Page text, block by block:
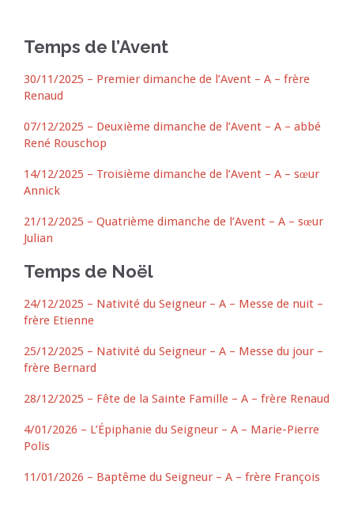
Temps de l’Avent
30/11/2025 – Premier dimanche de l’Avent – A – frère
Renaud
07/12/2025 – Deuxième dimanche de l’Avent – A – abbé
René Rouschop
14/12/2025 – Troisième dimanche de l’Avent – A – sœur
Annick
21/12/2025 – Quatrième dimanche de l’Avent – A – sœur
Julian
Temps de Noël
24/12/2025 – Nativité du Seigneur – A – Messe de nuit –
frère Etienne
25/12/2025 – Nativité du Seigneur – A – Messe du jour –
frère Bernard
28/12/2025 – Fête de la Sainte Famille – A – frère Renaud
4/01/2026 – L’Épiphanie du Seigneur – A – Marie-Pierre
Polis
11/01/2026 – Baptême du Seigneur – A – frère François